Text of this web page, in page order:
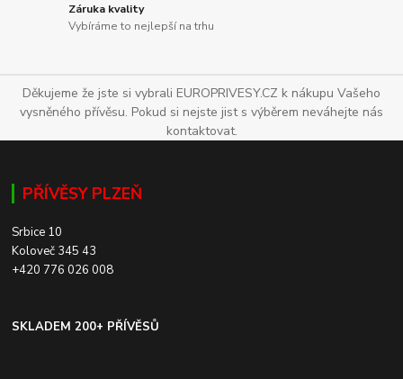
Záruka kvality
Vybíráme to nejlepší na trhu
Děkujeme že jste si vybrali EUROPRIVESY.CZ k nákupu Vašeho
vysněného přívěsu. Pokud si nejste jist s výběrem neváhejte nás
kontaktovat.
PŘÍVĚSY PLZEŇ
Srbice 10
Koloveč 345 43
+420 776 026 008
SKLADEM 200+ PŘÍVĚSŮ